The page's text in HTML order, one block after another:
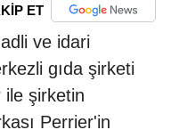
ET
ve idari
gıda şirketi
ile şirketin
Perrier'in